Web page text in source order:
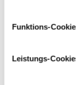
Funktions-
Leistungs-